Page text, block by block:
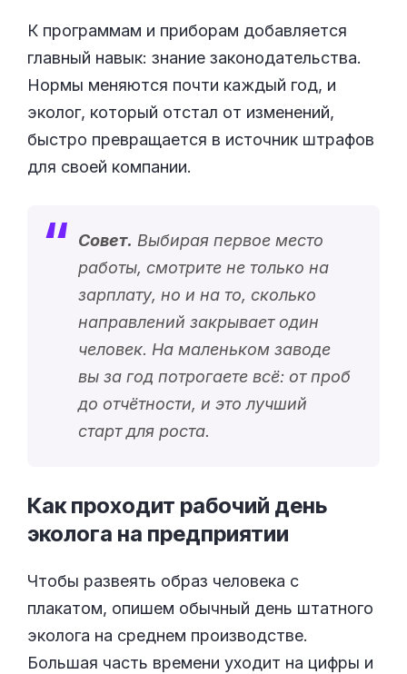
К программам и приборам добавляется
главный навык: знание законодательства.
Нормы меняются почти каждый год, и
эколог, который отстал от изменений,
быстро превращается в источник штрафов
для своей компании.
Совет. Выбирая первое место
работы, смотрите не только на
зарплату, но и на то, сколько
направлений закрывает один
человек. На маленьком заводе
вы за год потрогаете всё: от проб
до отчётности, и это лучший
старт для роста.
Как проходит рабочий день
эколога на предприятии
Чтобы развеять образ человека с
плакатом, опишем обычный день штатного
эколога на среднем производстве.
Большая часть времени уходит на цифры и